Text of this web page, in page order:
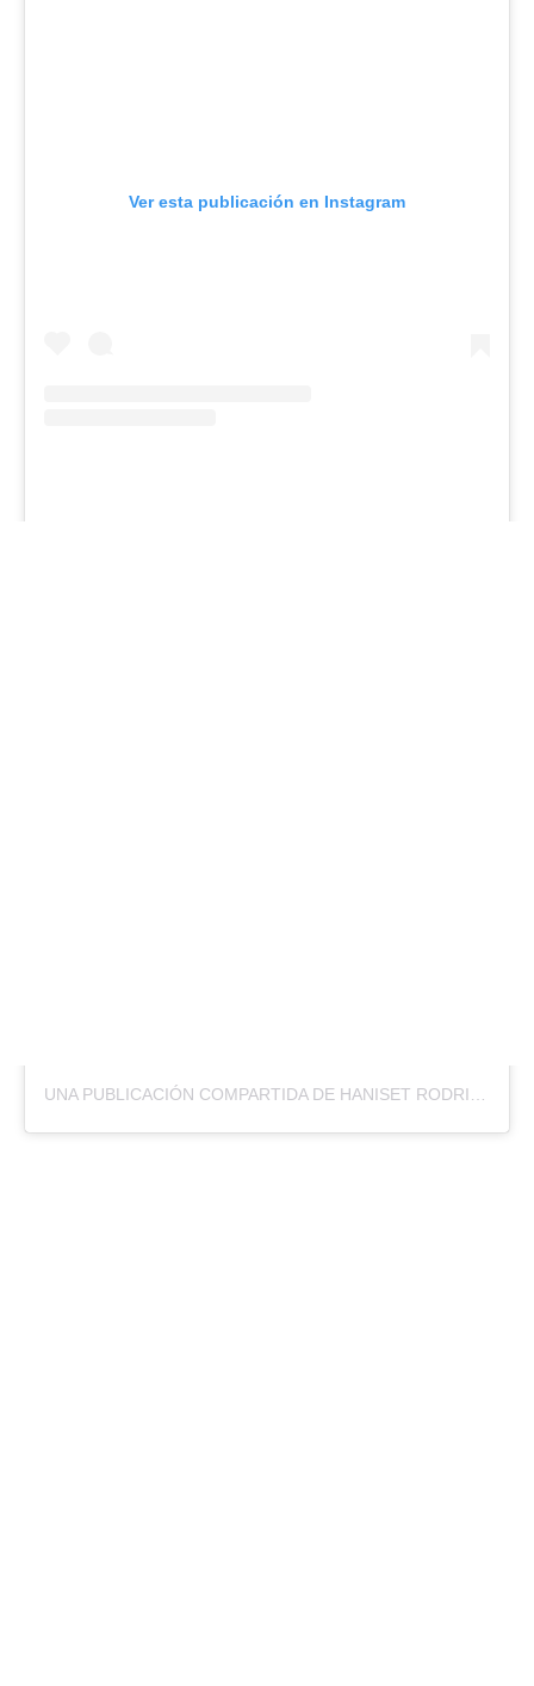
Ver esta publicación en Instagram